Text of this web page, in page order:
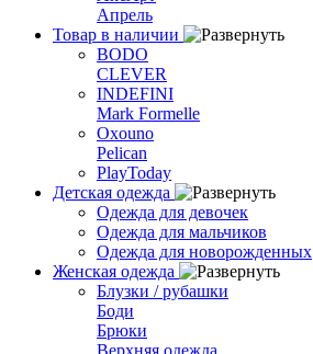
Апрель
Товар в наличии
BODO
CLEVER
INDEFINI
Mark Formelle
Oxouno
Pelican
PlayToday
Детская одежда
Одежда для девочек
Одежда для мальчиков
Одежда для новорожденных
Женская одежда
Блузки / рубашки
Боди
Брюки
Верхняя одежда